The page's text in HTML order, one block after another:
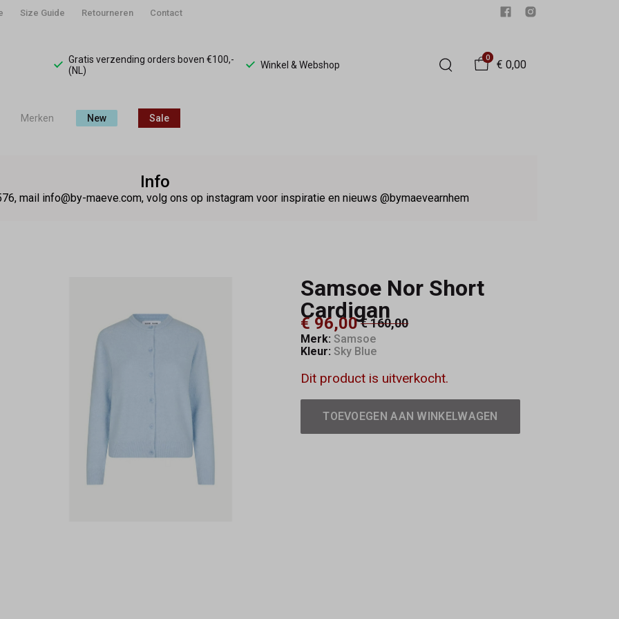
Size Guide Retourneren Contact
Gratis verzending orders boven €100,-
(NL)
Winkel & Webshop
0
€ 0,00
Merken New Sale
Info
mail info@by-maeve.com, volg ons op instagram voor inspiratie en nieuws @bymaevearnhem
Samsoe Nor Short
Cardigan
€ 96,00€ 160,00
Merk: Samsoe
Kleur: Sky Blue
Dit product is uitverkocht.
TOEVOEGEN AAN WINKELWAGEN